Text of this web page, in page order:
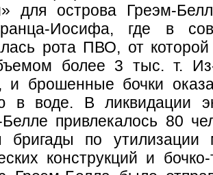
для острова Греэм-
Иосифа, где в
рота ПВО, от
более 3 тыс. т. Из-
и брошенные бочки
в воде. В ликвидации
привлекалось 80
бригады по утилизации
конструкций и